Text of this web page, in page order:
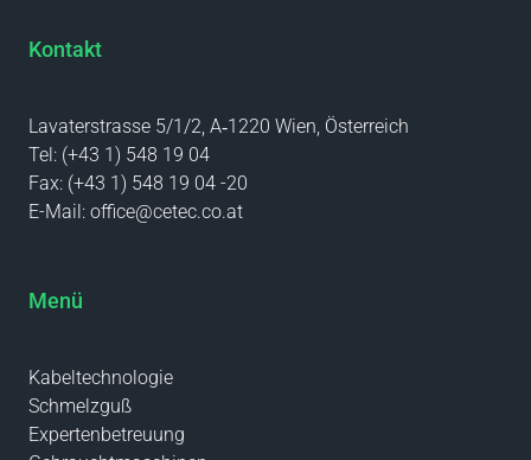
Kontakt
Lavaterstrasse 5/1/2, A‑1220 Wien, Österreich
Tel: (+43 1) 548 19 04
Fax: (+43 1) 548 19 04 -20
E-Mail: office@cetec.co.at
Menü
Kabeltechnologie
Schmelzguß
Expertenbetreuung